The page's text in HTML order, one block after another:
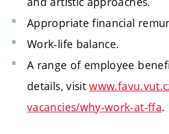
Appropriate financial
Work-life balance.
A range of employee
details, visit
vacancies/why-work-at-ffa.